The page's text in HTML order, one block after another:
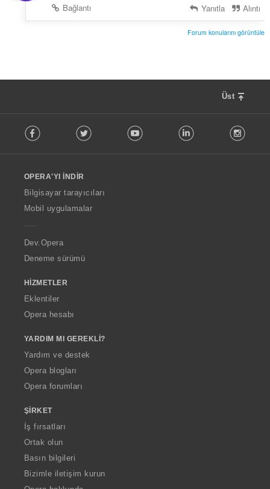
Bağlantı
Yanıtla Alıntı
Forum konularını görüntüle
Üst
o
w
O
p
a
Facebook Twitter Youtube LinkedIn
OPERA'YI İNDIR
Bilgisayar tarayıcıları
Mobil uygulamalar
Dev.Opera
Deneme sürümü
HIZMETLER
Eklentiler
Opera hesabı
YARDIM MI GEREKLI?
Yardım ve destek
Opera blogları
Opera forumları
ŞIRKET
İş fırsatları
Ortak olun
Basın bilgileri
Bizimle iletişim kurun